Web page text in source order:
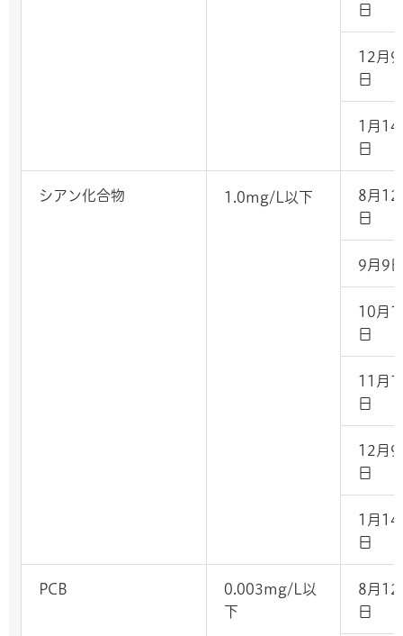
日
12月9
日
1月14
日
シアン化合物 1.0mg/L以下
8月12
日
9月9
10月
日
11月
日
12月9
日
1月14
日
PCB
0.003mg/L以
下
8月12
日